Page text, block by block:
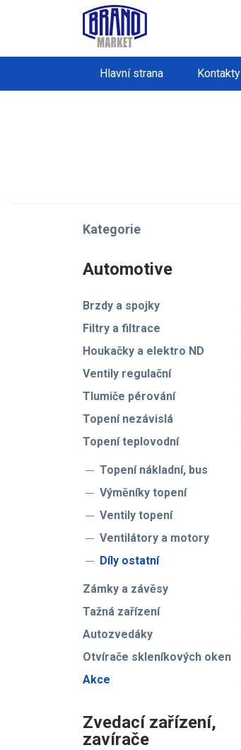
Hlavní strana Kontakty
Kategorie
Automotive
Brzdy a spojky
Filtry a filtrace
Houkačky a elektro ND
Ventily regulační
Tlumiče pérování
Topení nezávislá
Topení teplovodní
Topení nákladní, bus
Výměníky topení
Ventily topení
Ventilátory a motory
Díly ostatní
Zámky a závěsy
Tažná zařízení
Autozvedáky
Otvírače skleníkových oken
Akce
Zvedací zařízení,
zavírače